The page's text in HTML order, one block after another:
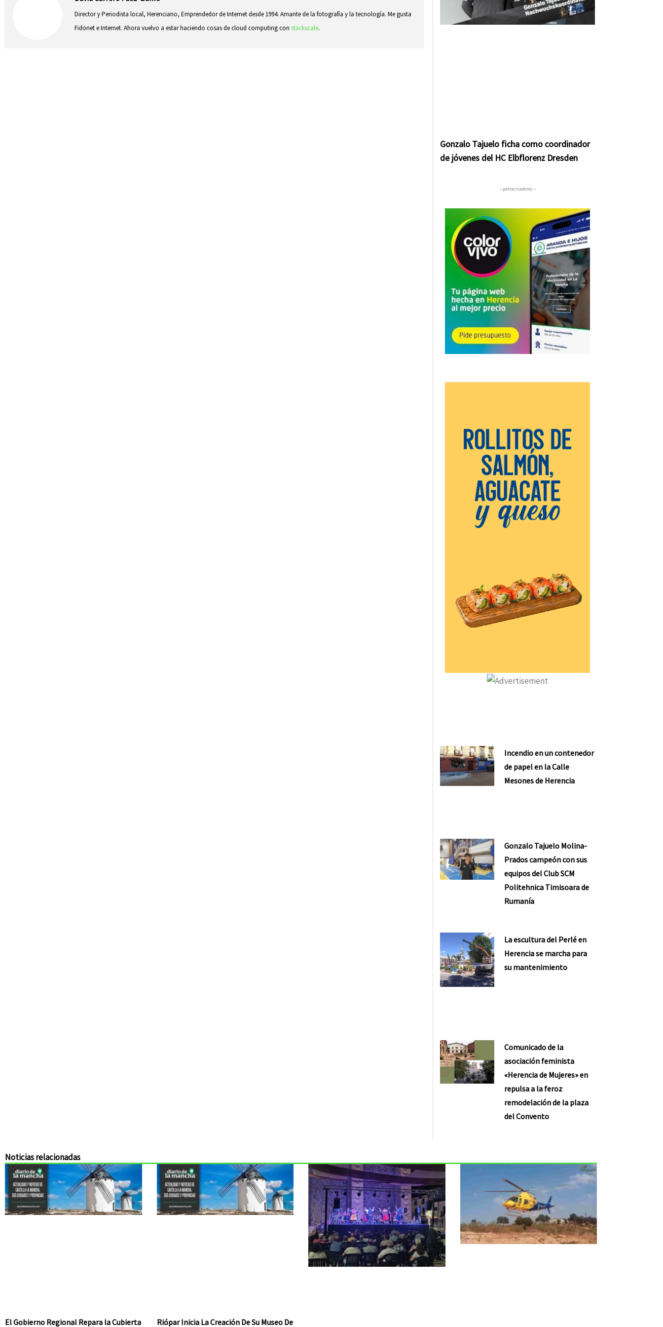
Director y Periodista local, Herenciano, Emprendedor de Internet desde 1994. Amante de la fotografía y la tecnología. Me gusta
Fidonet e Internet. Ahora vuelvo a estar haciendo cosas de cloud computing con stackscale.
Gonzalo Tajuelo ficha como coordinador
de jóvenes del HC Elbflorenz Dresden
– patrocinadores –
Incendio en un contenedor
de papel en la Calle
Mesones de Herencia
Gonzalo Tajuelo Molina-
Prados campeón con sus
equipos del Club SCM
Politehnica Timisoara de
Rumanía
La escultura del Perlé en
Herencia se marcha para
su mantenimiento
Comunicado de la
asociación feminista
«Herencia de Mujeres» en
repulsa a la feroz
remodelación de la plaza
del Convento
Noticias relacionadas
El Gobierno Regional Repara la Cubierta Riópar Inicia La Creación De Su Museo De